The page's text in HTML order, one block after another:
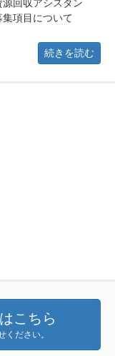
源回収アシスタン
集項目について
続きを読む
こちら
ください。